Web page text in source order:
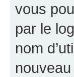
vous
par le
nom